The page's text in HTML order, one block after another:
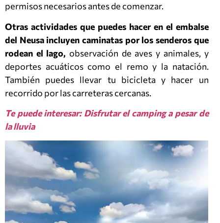
permisos necesarios antes de comenzar.
Otras actividades que puedes hacer en el embalse
del Neusa incluyen caminatas por los senderos que
rodean el lago, observación de aves y animales, y
deportes acuáticos como el remo y la natación.
También puedes llevar tu bicicleta y hacer un
recorrido por las carreteras cercanas.
Te puede interesar: Disfrutar el camping a pesar de
la lluvia